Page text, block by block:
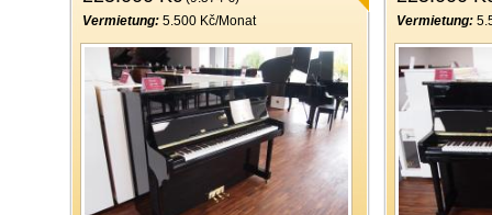
Vermietung: 5.500 Kč/Monat Vermietung: